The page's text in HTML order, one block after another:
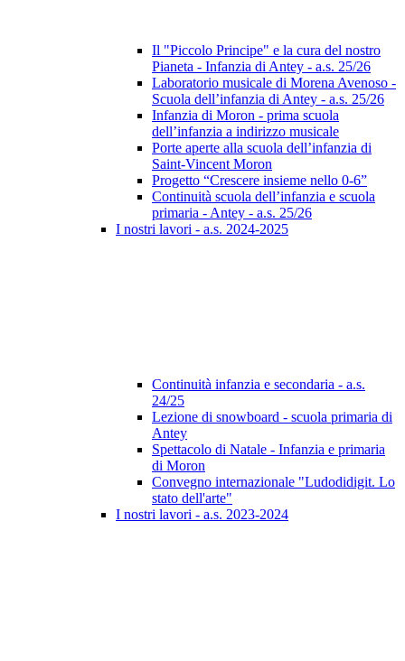
Il "Piccolo Principe" e la cura del nostro
Pianeta - Infanzia di Antey - a.s. 25/26
Laboratorio musicale di Morena Avenoso -
Scuola dell’infanzia di Antey - a.s. 25/26
Infanzia di Moron - prima scuola
dell’infanzia a indirizzo musicale
Porte aperte alla scuola dell’infanzia di
Saint-Vincent Moron
Progetto “Crescere insieme nello 0-6”
Continuità scuola dell’infanzia e scuola
primaria - Antey - a.s. 25/26
I nostri lavori - a.s. 2024-2025
Continuità infanzia e secondaria - a.s.
24/25
Lezione di snowboard - scuola primaria di
Antey
Spettacolo di Natale - Infanzia e primaria
di Moron
Convegno internazionale "Ludodidigit. Lo
stato dell'arte"
I nostri lavori - a.s. 2023-2024